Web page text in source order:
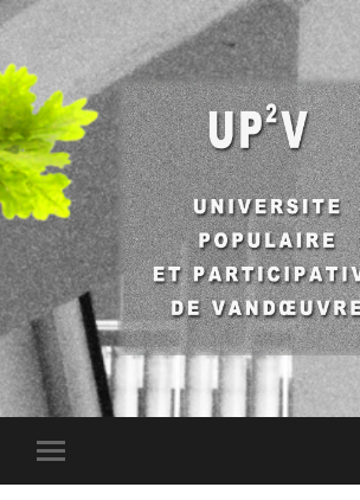
UP2V
Toggle
mobile